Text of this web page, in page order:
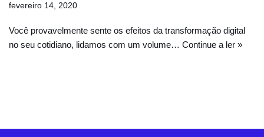
fevereiro 14, 2020
Você provavelmente sente os efeitos da transformação digital
no seu cotidiano, lidamos com um volume… Continue a ler »